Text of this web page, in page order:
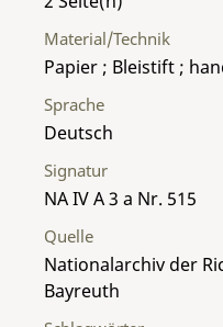
Material/Technik
Papier ; Bleistift ;
Sprache
Deutsch
Signatur
NA IV A 3 a Nr. 515
Quelle
Nationalarchiv der
Bayreuth